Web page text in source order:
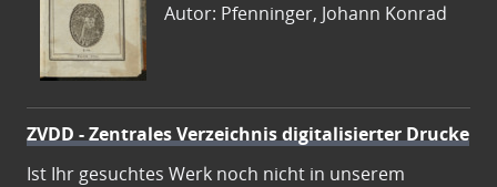
Autor: Pfenninger, Johann Konrad
ZVDD - Zentrales Verzeichnis digitalisierter Drucke
Ist Ihr gesuchtes Werk noch nicht in unserem